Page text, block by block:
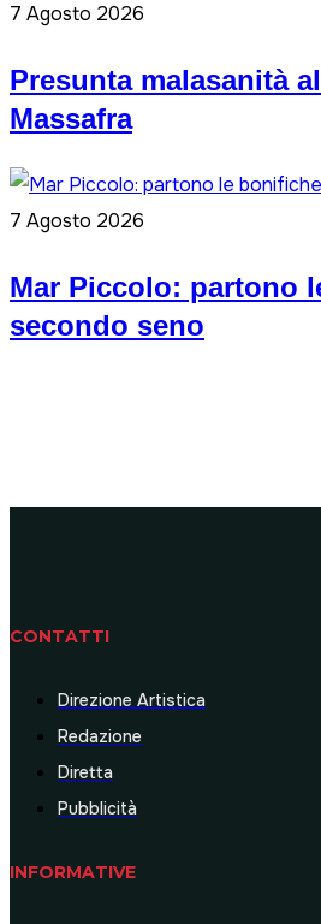
7 Agosto 2026
Presunta malasanità
Massafra
7 Agosto 2026
Mar Piccolo: partono
secondo seno
CONTATTI
Direzione Artistica
Redazione
Diretta
Pubblicità
INFORMATIVE